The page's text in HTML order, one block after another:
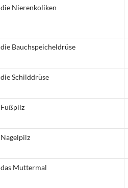
die Nierenkoliken
die Bauchspeicheldrüse
die Schilddrüse
Fußpilz
Nagelpilz
das Muttermal